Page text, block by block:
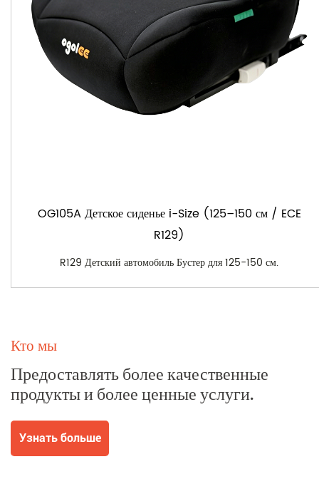
OG105A Детское сиденье i-Size (125–150 см / ECE
R129)
R129 Детский автомобиль Бустер для 125-150 см.
Кто мы
Предоставлять более качественные
продукты и более ценные услуги.
Узнать больше